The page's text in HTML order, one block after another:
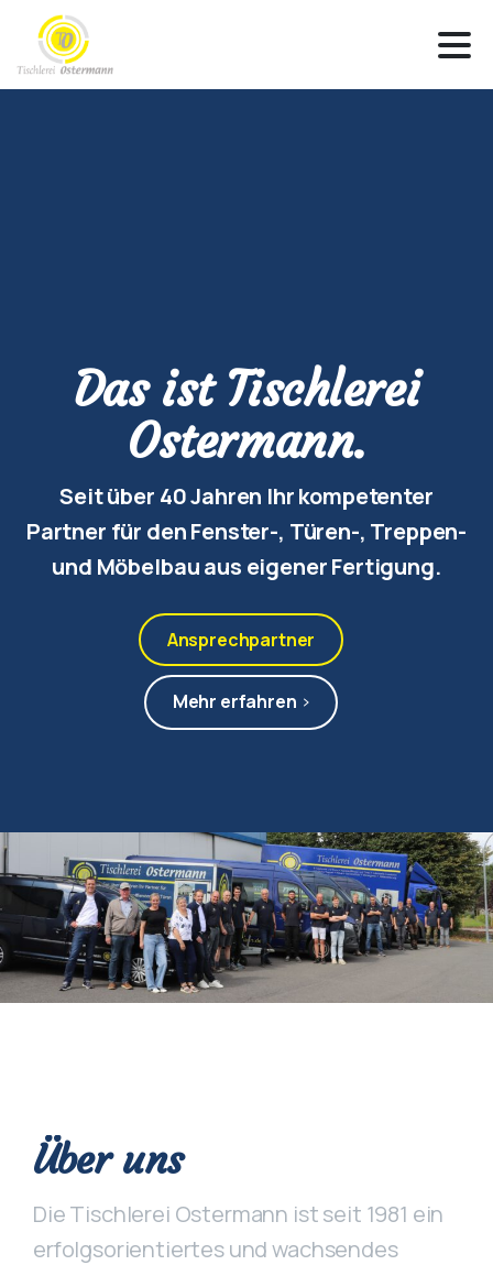
Das ist Tischlerei
Ostermann.
Seit über 40 Jahren Ihr kompetenter
Partner für den Fenster-, Türen-, Treppen-
und Möbelbau aus eigener Fertigung.
Ansprechpartner
Mehr erfahren
Über uns
Die Tischlerei Ostermann ist seit 1981 ein
erfolgsorientiertes und wachsendes